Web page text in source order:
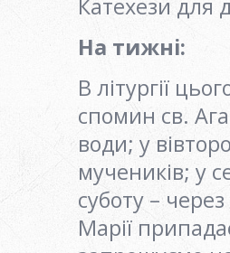
Катехези для
На тижні:
В літургії
спомин св.
води; у
мучеників; у
суботу –
Марії